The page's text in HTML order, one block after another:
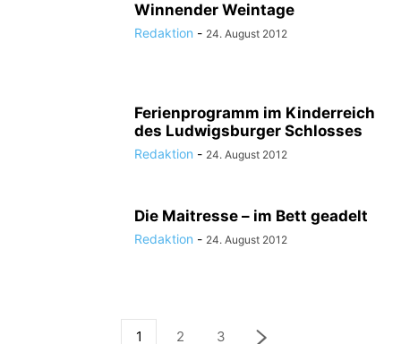
Winnender Weintage
Redaktion - 24. August 2012
Ferienprogramm im Kinderreich
des Ludwigsburger Schlosses
Redaktion - 24. August 2012
Die Maitresse – im Bett geadelt
Redaktion - 24. August 2012
1 2 3